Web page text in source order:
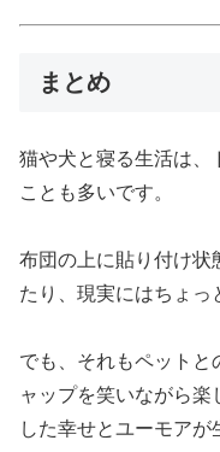
まとめ
猫や犬と寝る生活は、
ことも多いです。
布団の上に貼り付け状
たり、現実にはちょっ
でも、それもペット
ャップを笑いながら楽
した幸せとユーモアが